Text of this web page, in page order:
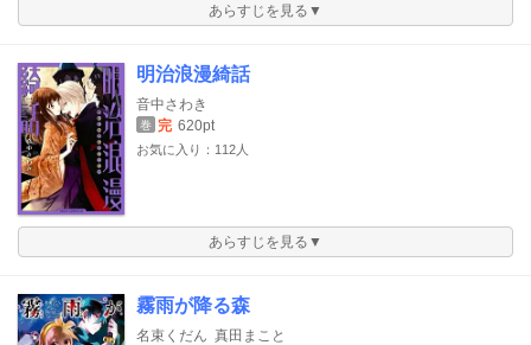
あらすじを見る▼
明治浪漫綺話
音中さわき
巻 完 620pt
お気に入り：112人
あらすじを見る▼
霧雨が降る森
名束くだん 真田まこと